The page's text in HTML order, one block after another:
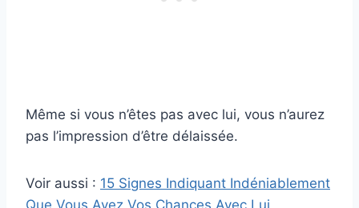
Même si vous n’êtes pas avec lui, vous n’aurez
pas l’impression d’être délaissée.
Voir aussi : 15 Signes Indiquant Indéniablement